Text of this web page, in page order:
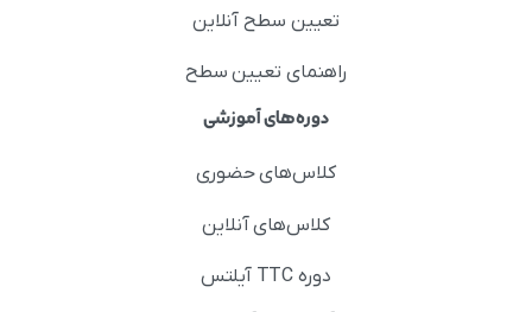
تعیین سطح آنلاین
راهنمای تعیین سطح
دوره‌های آموزشی
کلاس‌های حضوری
کلاس‌های آنلاین
دوره TTC آیلتس